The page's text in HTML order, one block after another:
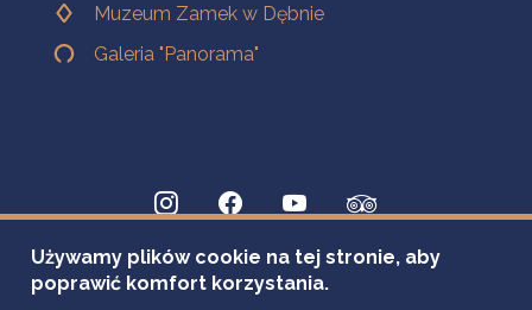
Muzeum Zamek w Dębnie
Galeria "Panorama"
Używamy plików cookie na tej stronie, aby
poprawić komfort korzystania.